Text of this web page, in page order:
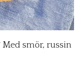
Med smör, russin